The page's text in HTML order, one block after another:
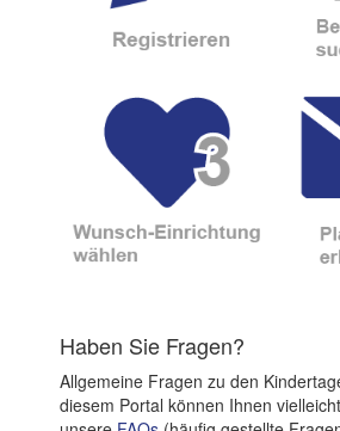
Haben Sie Fragen?
Allgemeine Fragen zu den
diesem Portal können Ihnen vielleicht